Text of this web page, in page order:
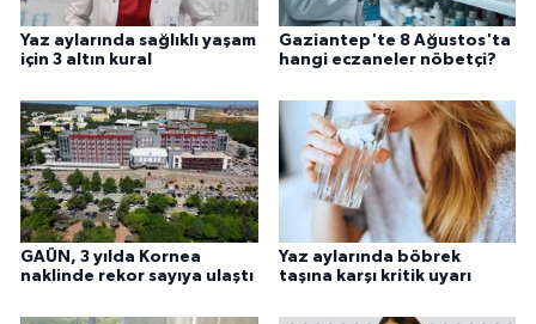
Yaz aylarında sağlıklı yaşam
için 3 altın kural
Gaziantep'te 8 Ağustos'ta
hangi eczaneler nöbetçi?
GAÜN, 3 yılda Kornea
naklinde rekor sayıya ulaştı
Yaz aylarında böbrek
taşına karşı kritik uyarı